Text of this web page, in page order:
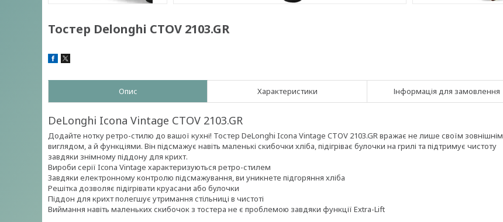
Тостер Delonghi CTOV 2103.GR
Опис Характеристики Інформація для замовлення
DeLonghi Icona Vintage CTOV 2103.GR
Додайте нотку ретро-стилю до вашої кухні! Тостер DeLonghi Icona Vintage CTOV 2103.GR вражає не лише своїм зовнішнім
виглядом, а й функціями. Він підсмажує навіть маленькі скибочки хліба, підігріває булочки на грилі та підтримує чистоту
завдяки знімному піддону для крихт.
Вироби серії Icona Vintage характеризуються ретро-стилем
Завдяки електронному контролю підсмажування, ви уникнете підгоряння хліба
Решітка дозволяє підігрівати круасани або булочки
Піддон для крихт полегшує утримання стільниці в чистоті
Виймання навіть маленьких скибочок з тостера не є проблемою завдяки функції Extra-Lift